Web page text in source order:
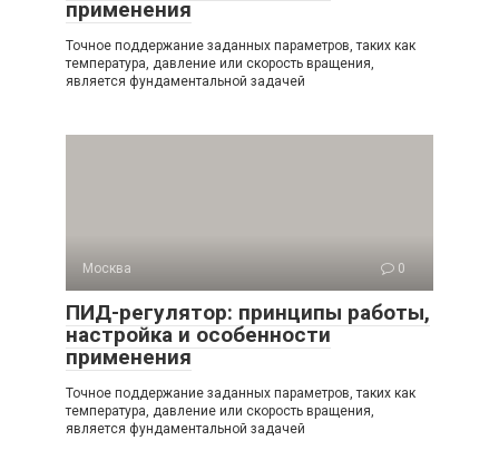
применения
Точное поддержание заданных параметров, таких как
температура, давление или скорость вращения,
является фундаментальной задачей
Москва 0
ПИД-регулятор: принципы работы,
настройка и особенности
применения
Точное поддержание заданных параметров, таких как
температура, давление или скорость вращения,
является фундаментальной задачей